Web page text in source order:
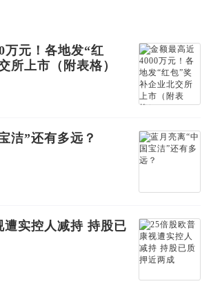
万元！各地发“红
所上市（附表格）
洁”还有多远？
遭实控人减持 持股已